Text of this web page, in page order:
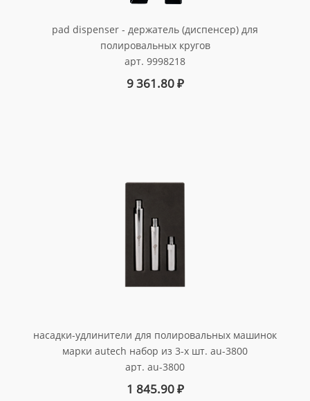
pad dispenser - держатель (диспенсер) для
полировальных кругов
арт. 9998218
9 361.80₽
насадки-удлинители для полировальных машинок
марки autech набор из 3-х шт. au-3800
арт. au-3800
1 845.90₽